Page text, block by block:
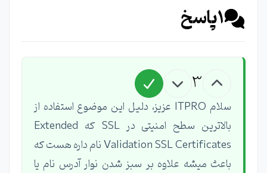
1پاسخ
3
سلام ITPRO عزیز، دلیل این موضوع استفاده از
بالاترین سطح امنیتی در SSL که Extended
Validation SSL Certificates نام داره هست که
باعث میشه علاوه بر سبز شدن نوار آدرس نام یا